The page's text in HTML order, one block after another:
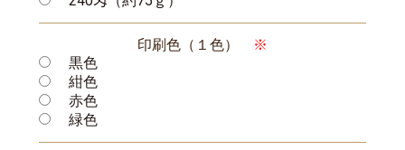
印刷色（１色）
※
黒色
紺色
赤色
緑色